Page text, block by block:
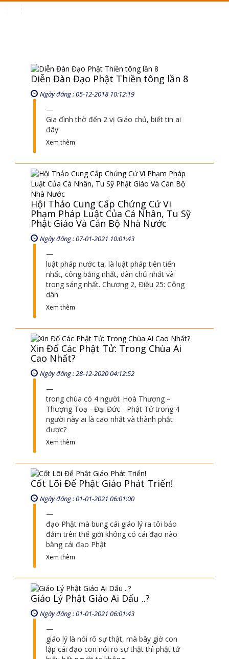
Diễn Đàn Đạo Phật Thiền tông lần 8
Ngày đăng : 05-12-2018 10:12:19
Gia đình thờ đến 2 vị Giáo chủ, biết tin ai
đây
Xem thêm
Hội Thảo Cung Cấp Chứng Cứ Vi
Phạm Pháp Luật Của Cá Nhân, Tu Sỹ
Phật Giáo Và Cán Bộ Nhà Nước
Ngày đăng : 07-01-2021 10:01:43
luật pháp nước ta, là luật pháp tiên tiến
nhất, công bằng nhất, dân chủ nhất và
trong sáng nhất. Chương 2, Điều 25: Công
dân
Xem thêm
Xin Đố Các Phật Tử: Trong Chùa Ai
Cao Nhất?
trong chùa có 4 người: Hoà Thượng –
Thượng Toạ - Đại Đức - Phật Tử trong 4
người này ai là cao nhất và thành phật
được?
Xem thêm
Cốt Lõi Để Phật Giáo Phát Triển!
Ngày đăng : 01-01-2021 06:01:00
đạo Phật mà bung cái giáo lý ra tôi bảo
đảm trên thế giới không có cái đạo nào
bằng cái đạo Phật
Xem thêm
Giáo Lý Phật Giáo Ai Dấu ..?
Ngày đăng : 01-01-2021 06:01:43
lập cái đạo con nói rõ sự thật thì phật tử
hiểu hết người ta không
Xem thêm
Ngộ 2!
Ngày đăng : 01-01-2021 07:01:28